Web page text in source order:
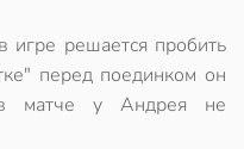
игре решается пробить
перед поединком он
матче у Андрея не